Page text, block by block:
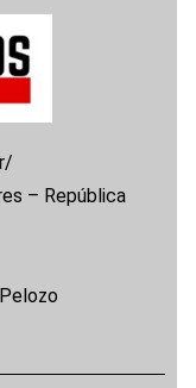
– República